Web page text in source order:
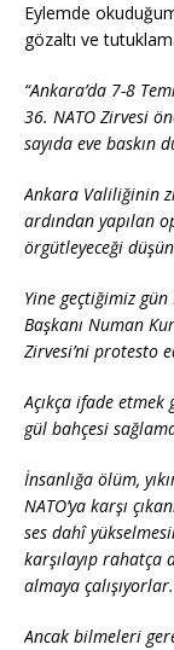
Eylemde
gözaltı ve
“Ankara’da 7-8
36. NATO Zirvesi
sayıda eve baskın
Ankara Valiliğinin
ardından yapılan
örgütleyeceği
Yine geçtiğimiz gün
Başkanı Numan
Zirvesi’ni protesto
Açıkça ifade etmek
gül bahçesi
İnsanlığa ölüm,
NATO’ya karşı
ses dahî
karşılayıp rahatça
almaya çalışıyorlar.
Ancak bilmeleri